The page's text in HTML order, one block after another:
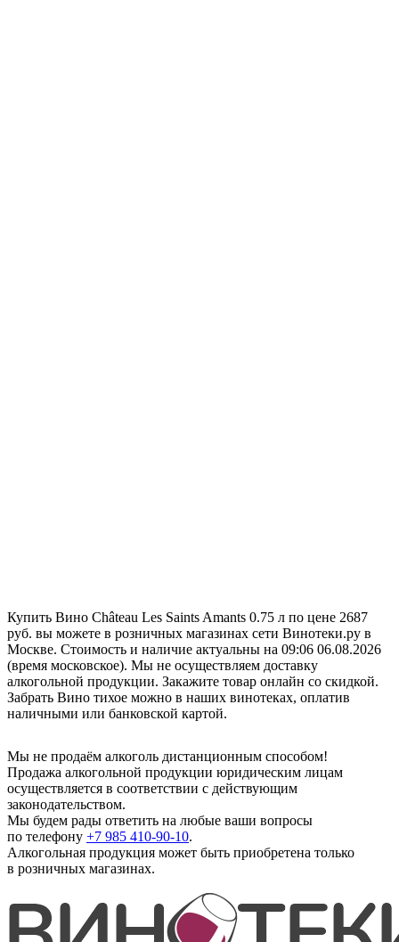
Купить Вино Château Les Saints Amants 0.75 л по цене 2687
руб. вы можете в розничных магазинах сети Винотеки.ру в
Москве. Стоимость и наличие актуальны на 09:06 06.08.2026
(время московское). Мы не осуществляем доставку
алкогольной продукции. Закажите товар онлайн со скидкой.
Забрать Вино тихое можно в наших винотеках, оплатив
наличными или банковской картой.
Мы не продаём алкоголь дистанционным способом!
Продажа алкогольной продукции юридическим лицам
осуществляется в соответствии с действующим
законодательством.
Мы будем рады ответить на любые ваши вопросы
по телефону +7 985 410-90-10.
Алкогольная продукция может быть приобретена только
в розничных магазинах.